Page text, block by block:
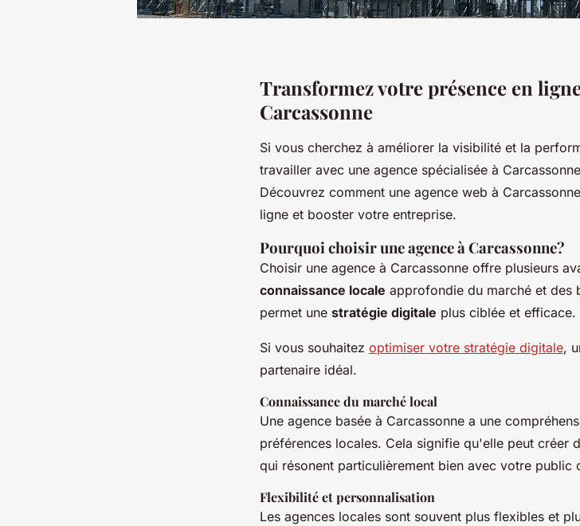
Transformez votre présence en
Carcassonne
Si vous cherchez à améliorer la visibilité et la
travailler avec une agence spécialisée à
Découvrez comment une agence web à
ligne et booster votre entreprise.
Pourquoi choisir une agence à Carcassonne?
Choisir une agence à Carcassonne offre plusieurs
connaissance locale approfondie du marché et des
permet une stratégie digitale plus ciblée et efficace.
Si vous souhaitez optimiser votre stratégie digitale,
partenaire idéal.
Connaissance du marché local
Une agence basée à Carcassonne a une
préférences locales. Cela signifie qu'elle peut créer
qui résonent particulièrement bien avec votre public
Flexibilité et personnalisation
Les agences locales sont souvent plus flexibles et